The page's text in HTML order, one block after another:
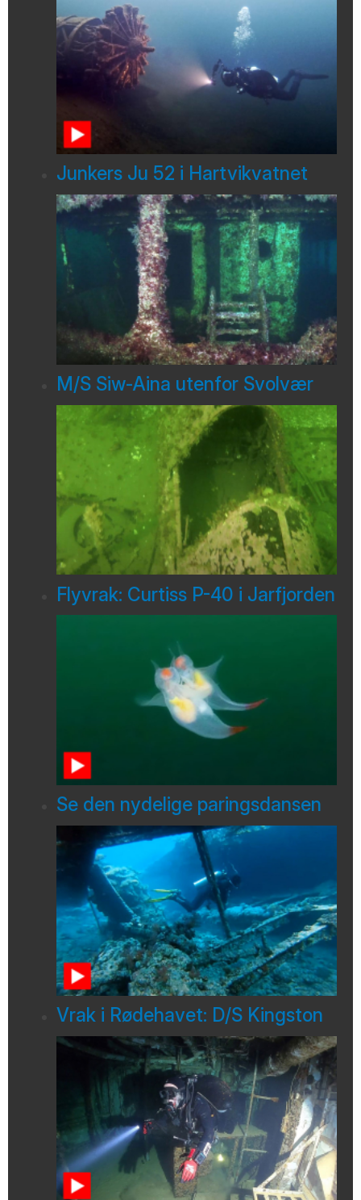
Junkers Ju 52 i Hartvikvatnet
M/S Siw-Aina utenfor Svolvær
Flyvrak: Curtiss P-40 i Jarfjorden
Se den nydelige paringsdansen
Vrak i Rødehavet: D/S Kingston